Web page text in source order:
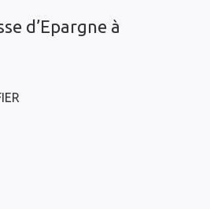
d’Epargne à